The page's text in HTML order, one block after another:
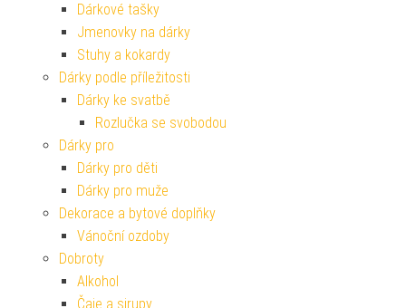
Dárkové tašky
Jmenovky na dárky
Stuhy a kokardy
Dárky podle příležitosti
Dárky ke svatbě
Rozlučka se svobodou
Dárky pro
Dárky pro děti
Dárky pro muže
Dekorace a bytové doplňky
Vánoční ozdoby
Dobroty
Alkohol
Čaje a sirupy